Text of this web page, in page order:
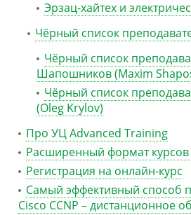
Эрзац-хайтех и
Чёрный список
Чёрный список
Шапошников (Maxim
Чёрный список
(Oleg Krylov)
Про УЦ Advanced Training
Расширенный формат курсов
Регистрация на онлайн-курс
Самый эффективный способ
Cisco CCNP – дистанционное